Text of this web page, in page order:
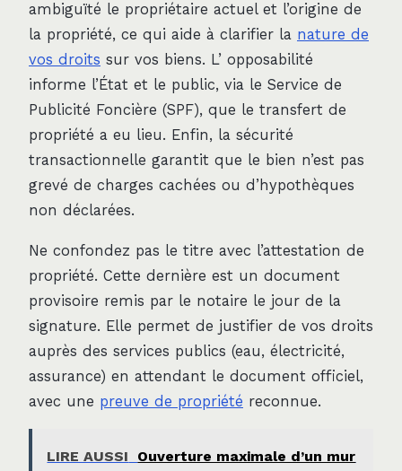
ambiguïté le propriétaire actuel et l’origine de
la propriété, ce qui aide à clarifier la nature de
vos droits sur vos biens. L’ opposabilité
informe l’État et le public, via le Service de
Publicité Foncière (SPF), que le transfert de
propriété a eu lieu. Enfin, la sécurité
transactionnelle garantit que le bien n’est pas
grevé de charges cachées ou d’hypothèques
non déclarées.
Ne confondez pas le titre avec l’attestation de
propriété. Cette dernière est un document
provisoire remis par le notaire le jour de la
signature. Elle permet de justifier de vos droits
auprès des services publics (eau, électricité,
assurance) en attendant le document officiel,
avec une preuve de propriété reconnue.
LIRE AUSSI
Ouverture maximale d’un mur